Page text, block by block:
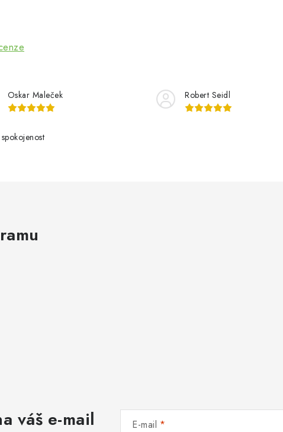
Oskar Maleček Robert Seidl
váš e-mail E-mail